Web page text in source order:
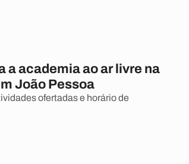
a academia ao ar livre na
João Pessoa
ofertadas e horário de